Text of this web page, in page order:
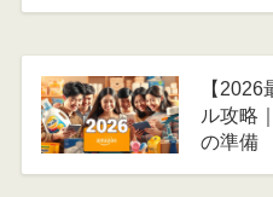
【
ル攻略
の準備